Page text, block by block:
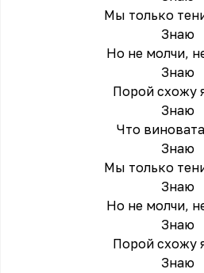
Мы только
Знаю
Но не молчи,
Знаю
Порой схожу
Знаю
Что
Знаю
Мы только
Знаю
Но не молчи,
Знаю
Порой схожу
Знаю